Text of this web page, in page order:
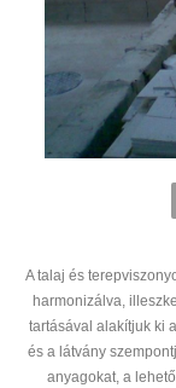
A talaj és
harmonizálva,
tartásával alakítjuk ki
és a látvány
anyagokat, a